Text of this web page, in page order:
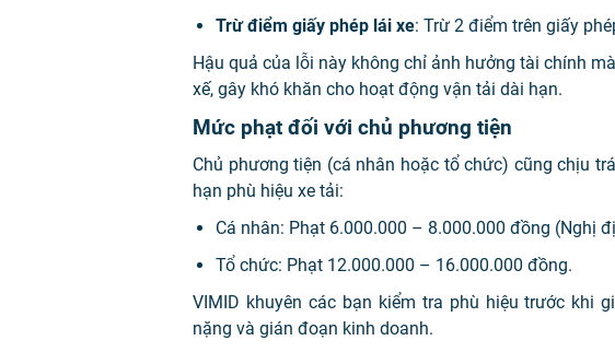
Trừ điểm giấy phép lái xe: Trừ 2 điểm trên giấy
Hậu quả của lỗi này không chỉ ảnh hưởng tài chính
xế, gây khó khăn cho hoạt động vận tải dài hạn.
Mức phạt đối với chủ phương tiện
Chủ phương tiện (cá nhân hoặc tổ chức) cũng chịu
hạn phù hiệu xe tải:
Cá nhân: Phạt 6.000.000 – 8.000.000 đồng (Nghị
Tổ chức: Phạt 12.000.000 – 16.000.000 đồng.
VIMID khuyên các bạn kiểm tra phù hiệu trước khi
nặng và gián đoạn kinh doanh.